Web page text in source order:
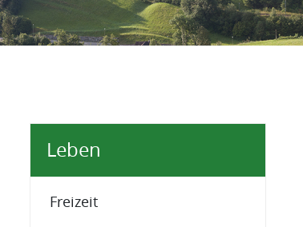
Leben
Freizeit